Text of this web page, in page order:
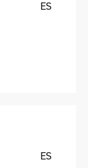
ES
ES